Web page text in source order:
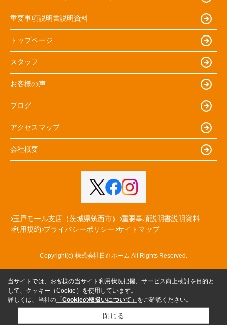
重要事項説明書説明資料
トップページ
スタッフ
お客様の声
ブログ
アクセスマップ
会社概要
玉戸モール支店（茨城県筑西市）
重要事項説明書説明資料
利用規約 プライバシーポリシー サイトマップ
Copyright(c) 株式会社日進ホーム All Rights Reserved.
当サイトでは、お客様の当サイト利用状況把握、サービス向上検討を目的と
して、クッキー（Cookie）を使用しています。
詳しくは、当社の 「Cookieの取扱いについて」 をご確認ください。
閉じる